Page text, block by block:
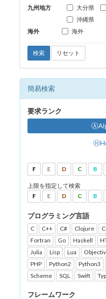
九州地方
大分県
沖縄県
海外
海外
検索 リセット
簡易検索
要求ランク
F E D C B
上限を指定して検索
F
E D C B
プログラミング言語
C C++ C# Clojure
Fortran
Go Haskell
Julia
Lisp Lua
PHP
Python2 Python3
Scheme
SQL Swift
フレームワーク